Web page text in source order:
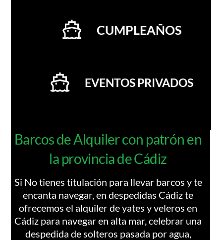
CUMPLEAÑOS
EVENTOS PRIVADOS
Barcos de Alquiler con patrón en
la provincia de Cádiz
Si No tienes titulación para llevar barcos y te
encanta navegar, en despedidas Cádiz te
ofrecemos el alquiler de yates y veleros en
Cádiz para navegar en alta mar, celebrar una
despedida de solteros pasada por agua,